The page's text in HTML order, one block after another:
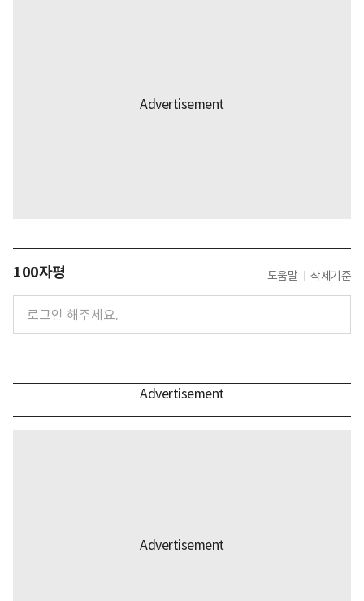
100자평 도움말 삭제기준